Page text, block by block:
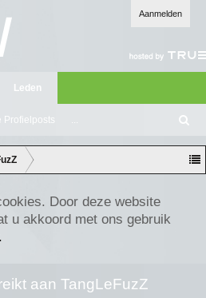
Aanmelden
Leden
Profielposts ...
oe
ke
n
Door deze website
u akkoord met ons gebruik
aan TangLeFuzZ